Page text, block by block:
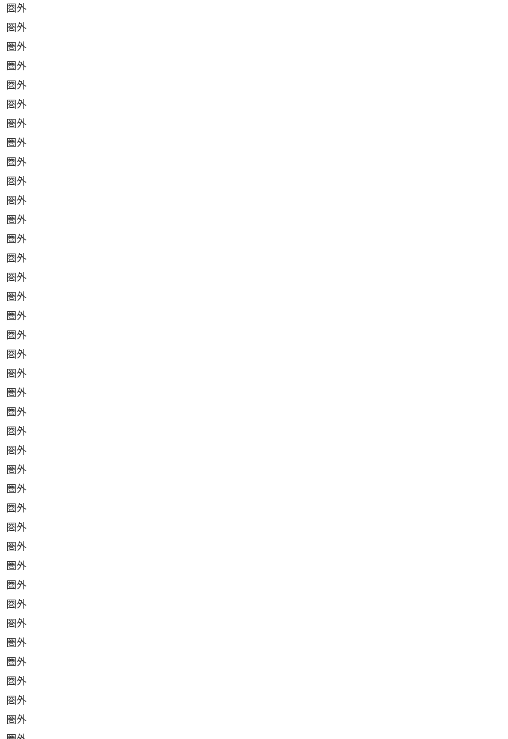
圏外
圏外
圏外
圏外
圏外
圏外
圏外
圏外
圏外
圏外
圏外
圏外
圏外
圏外
圏外
圏外
圏外
圏外
圏外
圏外
圏外
圏外
圏外
圏外
圏外
圏外
圏外
圏外
圏外
圏外
圏外
圏外
圏外
圏外
圏外
圏外
圏外
圏外